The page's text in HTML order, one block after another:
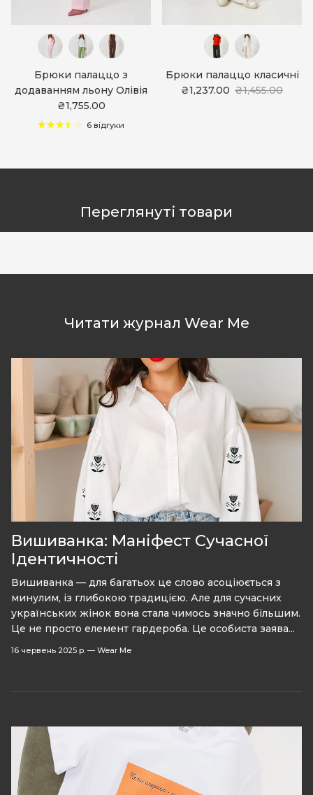
Брюки палаццо з
додаванням льону Олівія
₴1,755.00
6 відгуки
Брюки палаццо класичні
₴1,237.00 ₴1,455.00
Переглянуті товари
Читати журнал Wear Me
Вишиванка: Маніфест Сучасної
Ідентичності
Вишиванка — для багатьох це слово асоціюється з
минулим, із глибокою традицією. Але для сучасних
українських жінок вона стала чимось значно більшим.
Це не просто елемент гардероба. Це особиста заява...
16 червень 2025 р. — Wear Me